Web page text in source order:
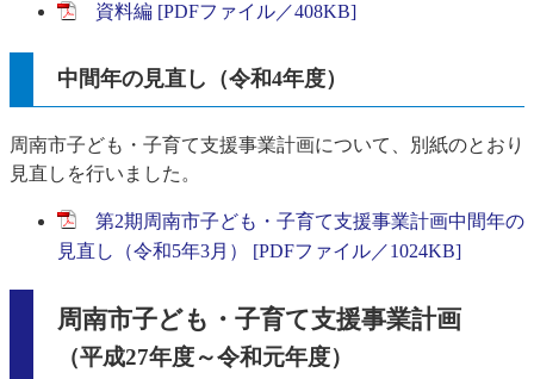
資料編 [PDFファイル／408KB]
中間年の見直し（令和4年度）
周南市子ども・子育て支援事業計画について、別紙のとおり
見直しを行いました。
第2期周南市子ども・子育て支援事業計画中間年の
見直し（令和5年3月） [PDFファイル／1024KB]
周南市子ども・子育て支援事業計画
（平成27年度～令和元年度）